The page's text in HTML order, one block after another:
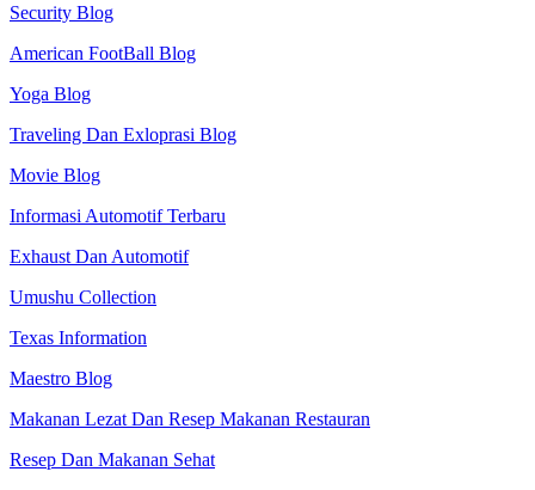
Security Blog
American FootBall Blog
Yoga Blog
Traveling Dan Exloprasi Blog
Movie Blog
Informasi Automotif Terbaru
Exhaust Dan Automotif
Umushu Collection
Texas Information
Maestro Blog
Makanan Lezat Dan Resep Makanan Restauran
Resep Dan Makanan Sehat